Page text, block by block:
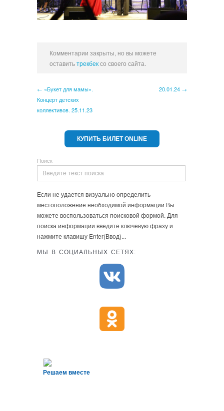
Комментарии закрыты, но вы можете
оставитьтрекбексо своего сайта.
← «Букет для мамы».
Концерт детских
коллективов. 25.11.23
20.01.24 →
КУПИТЬ БИЛЕТ ONLINE
Поиск
Если не удается визуально определить
местоположение необходимой информации Вы
можете воспользоваться поисковой формой. Для
поиска информации введите ключевую фразу и
нажмите клавишу Enter(Ввод)...
МЫ В СОЦИАЛЬНЫХ СЕТЯХ:
Решаем вместе